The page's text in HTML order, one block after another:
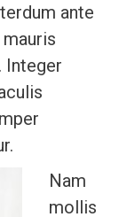
ante
Integer
Nam
mollis